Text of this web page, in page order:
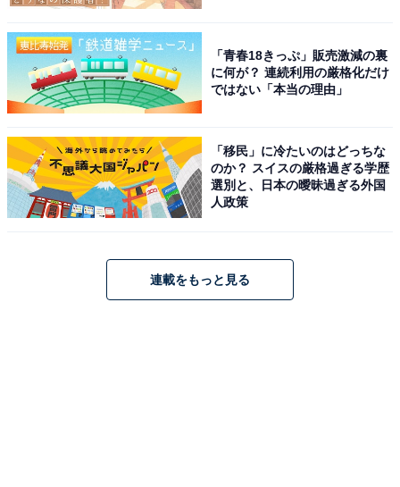
「青春18きっぷ」販売激減の裏
に何が？ 連続利用の厳格化だけ
ではない「本当の理由」
「移民」に冷たいのはどっちな
のか？ スイスの厳格過ぎる学歴
選別と、日本の曖昧過ぎる外国
人政策
連載をもっと見る